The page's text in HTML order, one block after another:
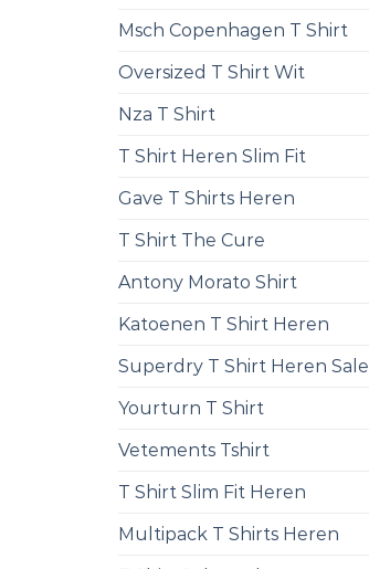
Msch Copenhagen T Shirt
Oversized T Shirt Wit
Nza T Shirt
T Shirt Heren Slim Fit
Gave T Shirts Heren
T Shirt The Cure
Antony Morato Shirt
Katoenen T Shirt Heren
Superdry T Shirt Heren Sale
Yourturn T Shirt
Vetements Tshirt
T Shirt Slim Fit Heren
Multipack T Shirts Heren